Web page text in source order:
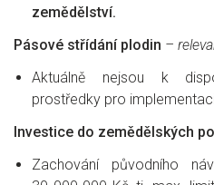
zemědělství.
Pásové střídání plodin –
Aktuálně nejsou k
prostředky pro
Investice do zemědělských
Zachování původního